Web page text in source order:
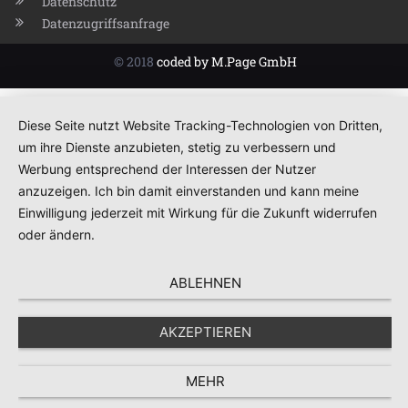
Datenzugriffsanfrage
© 2018 coded by M.Page GmbH
Diese Seite nutzt Website Tracking-Technologien von Dritten,
um ihre Dienste anzubieten, stetig zu verbessern und
Werbung entsprechend der Interessen der Nutzer
anzuzeigen. Ich bin damit einverstanden und kann meine
Einwilligung jederzeit mit Wirkung für die Zukunft widerrufen
oder ändern.
ABLEHNEN
AKZEPTIEREN
MEHR